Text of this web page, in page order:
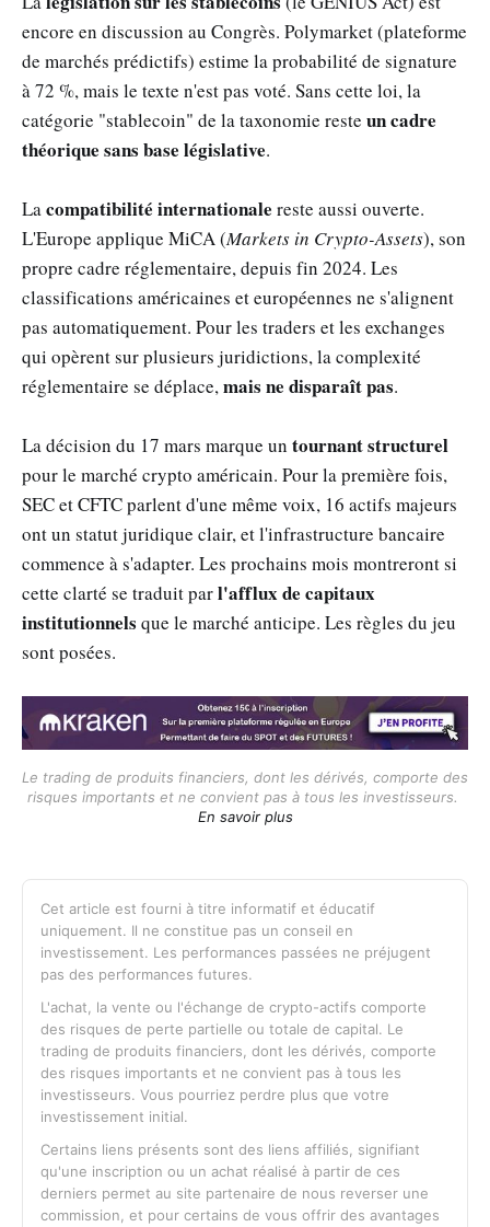
encore en discussion au Congrès. Polymarket (plateforme
de marchés prédictifs) estime la probabilité de signature
à 72 %, mais le texte n'est pas voté. Sans cette loi, la
catégorie "stablecoin" de la taxonomie reste un cadre
théorique sans base législative.
Lacompatibilité internationale reste aussi ouverte.
L'Europe applique MiCA (Markets in Crypto-Assets), son
propre cadre réglementaire, depuis fin 2024. Les
classifications américaines et européennes ne s'alignent
pas automatiquement. Pour les traders et les exchanges
qui opèrent sur plusieurs juridictions, la complexité
réglementaire se déplace,mais ne disparaît pas.
La décision du 17 mars marque un tournant structurel
pour le marché crypto américain. Pour la première fois,
SEC et CFTC parlent d'une même voix, 16 actifs majeurs
ont un statut juridique clair, et l'infrastructure bancaire
commence à s'adapter. Les prochains mois montreront si
cette clarté se traduit parl'afflux de capitaux
institutionnels que le marché anticipe. Les règles du jeu
sont posées.
Le trading de produits financiers, dont les dérivés, comporte des
En savoir plus
Cet article est fourni à titre informatif et éducatif
uniquement. Il ne constitue pas un conseil en
investissement. Les performances passées ne préjugent
pas des performances futures.
L'achat, la vente ou l'échange de crypto-actifs comporte
des risques de perte partielle ou totale de capital. Le
trading de produits financiers, dont les dérivés, comporte
des risques importants et ne convient pas à tous les
investisseurs. Vous pourriez perdre plus que votre
investissement initial.
Certains liens présents sont des liens affiliés, signifiant
qu'une inscription ou un achat réalisé à partir de ces
derniers permet au site partenaire de nous reverser une
commission, et pour certains de vous offrir des avantages